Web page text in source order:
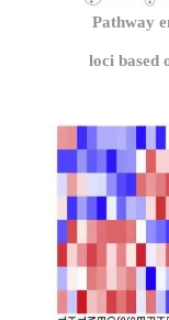
Pathway
loci based